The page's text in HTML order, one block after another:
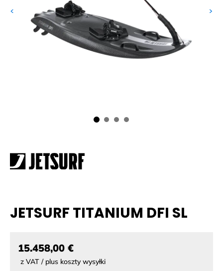
< >
JETSURF TITANIUM DFI SL
15.458,00 €
z VAT / plus koszty wysyłki